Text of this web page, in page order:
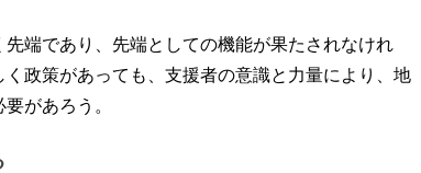
端であり、先端としての機能が果たされなけれ
政策があっても、支援者の意識と力量により、地
があろう。